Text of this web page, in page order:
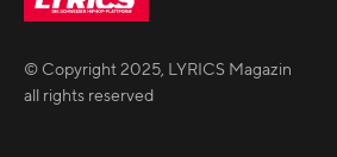
© Copyright2025, LYRICS Magazin
all rights reserved